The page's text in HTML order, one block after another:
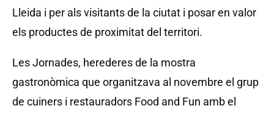
Lleida i per als visitants de la ciutat i posar en valor
els productes de proximitat del territori.
Les Jornades, herederes de la mostra
gastronòmica que organitzava al novembre el grup
de cuiners i restauradors Food and Fun amb el